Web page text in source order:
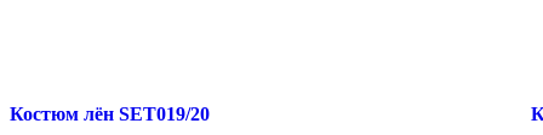
Костюм лён SET019/20